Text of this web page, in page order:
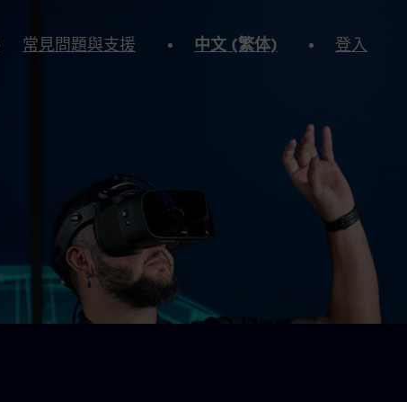
常見問題與支援 中文 (繁体) 登入